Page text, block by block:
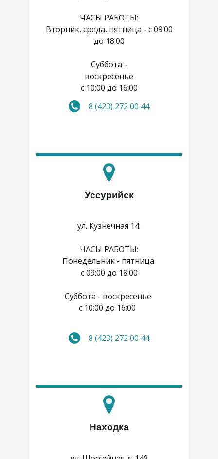
ЧАСЫ РАБОТЫ:
Вторник, среда, пятница - с 09:00
до 18:00
Суббота -
воскресенье
с 10:00 до 16:00
Понедельник, четверг -
8 (423) 272 00 44
ул. Кузнечная 14.
ЧАСЫ РАБОТЫ:
Понедельник - пятница
с 09:00 до 18:00
Суббота - воскресенье
с 10:00 до 16:00
Уссурийск
8 (423) 272 00 44
Находка